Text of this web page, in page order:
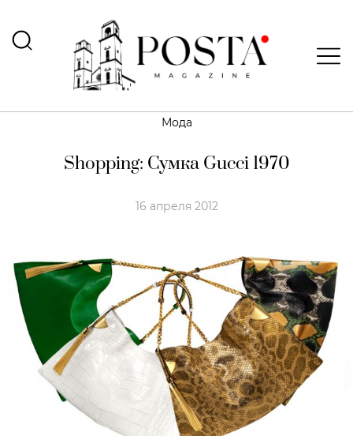
Мода
Shopping: Сумка Gucci 1970
16 апреля 2012